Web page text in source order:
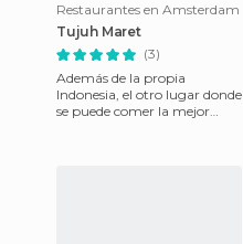
Restaurantes en Amsterdam
Tujuh Maret
(3)
Además de la propia
Indonesia, el otro lugar donde
se puede comer la mejor